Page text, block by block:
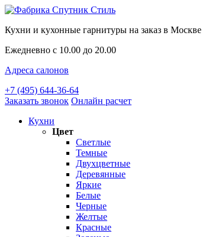
Кухни и кухонные гарнитуры на заказ в Москве
Ежедневно с 10.00 до 20.00
Адреса салонов
+7 (495) 644-36-64
Заказать звонок Онлайн расчет
Кухни
Цвет
Светлые
Темные
Двухцветные
Деревянные
Яркие
Белые
Черные
Желтые
Красные